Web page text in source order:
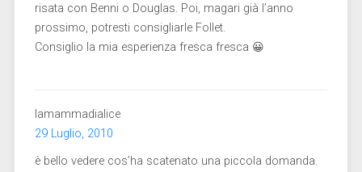
risata con Benni o Douglas. Poi, magari già l’anno
prossimo, potresti consigliarle Follet.
Consiglio la mia esperienza fresca fresca 😀
lamammadialice
29 Luglio, 2010
è bello vedere cos’ha scatenato una piccola domanda.